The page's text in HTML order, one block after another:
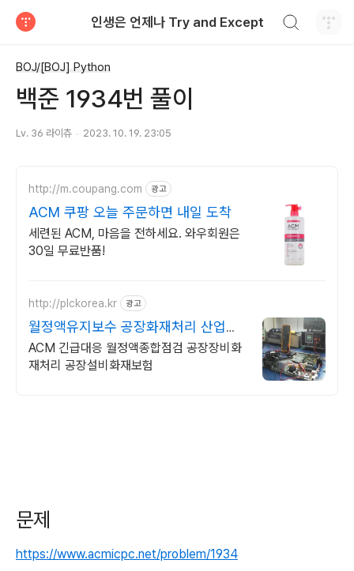
인생은 언제나 Try and Except
BOJ/[BOJ] Python
백준 1934번 풀이
Lv. 36 라이츄 2023. 10. 19. 23:05
http://m.coupang.com 광고
ACM 쿠팡 오늘 주문하면 내일 도착
세련된 ACM, 마음을 전하세요. 와우회원은
30일 무료반품!
http://plckorea.kr 광고
월정액유지보수 공장화재처리 산업자
동화 장비판매수리보수
ACM 긴급대응 월정액종합점검 공장장비화
재처리 공장설비화재보험
문제
https://www.acmicpc.net/problem/1934